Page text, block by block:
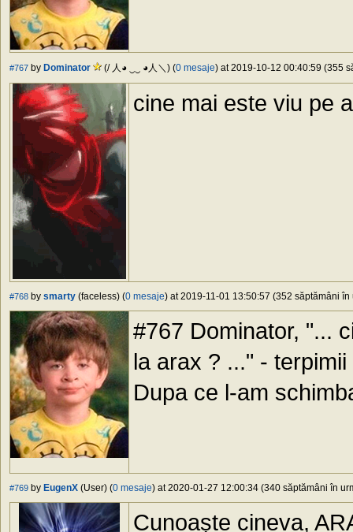
#767 by Dominator (/ 人◕ ‿‿ ◕人＼) (0 mesaje) at 2019-10-12 00:40:59 (355
cine mai este viu pe
#768 by smarty (faceless) (0 mesaje) at 2019-11-01 13:50:57 (352 săptămâni în
#767 Dominator, "...
la arax ? ..." - terpimii
Dupa ce l-am
#769 by EugenX (User) (0 mesaje) at 2020-01-27 12:00:34 (340 săptămâni în
Cunoaște cineva,